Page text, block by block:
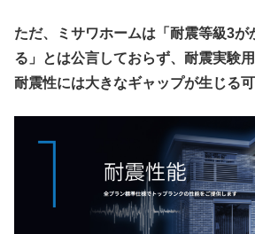
ただ、ミサワホームは「耐震等級3が
る」とは公言しておらず、耐震実験
耐震性には大きなギャップが生じる